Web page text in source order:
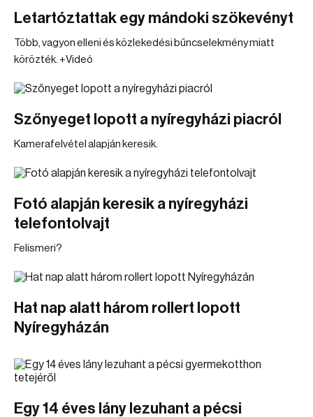
Letartóztattak egy mándoki szökevényt
Több, vagyon elleni és közlekedési bűncselekmény miatt
körözték. +Videó
Szőnyeget lopott a nyíregyházi piacról
Kamerafelvétel alapján keresik.
Fotó alapján keresik a nyíregyházi
telefontolvajt
Felismeri?
Hat nap alatt három rollert lopott
Nyíregyházán
Egy 14 éves lány lezuhant a pécsi